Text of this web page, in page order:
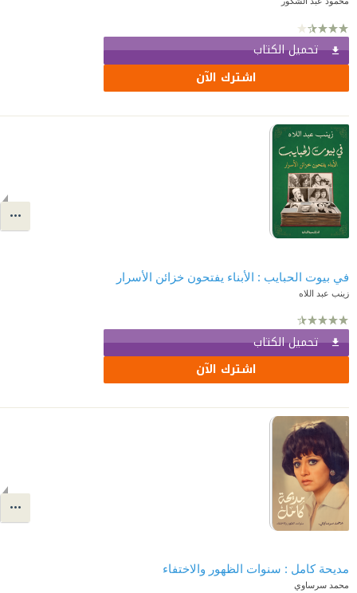
تحميل الكتاب
اشترك الآن
في بيوت الحبايب : الأبناء يفتحون خزائن الأسرار
زينب عبد اللاه
تحميل الكتاب
اشترك الآن
مديحة كامل : سنوات الظهور والاختفاء
محمد سرساوي